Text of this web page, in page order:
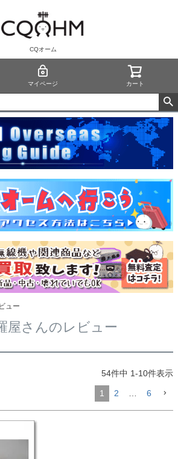
CQオーム
マイページ カート
ュー
屋さんのレビュー
54件中 1-10件表示
1 2 6